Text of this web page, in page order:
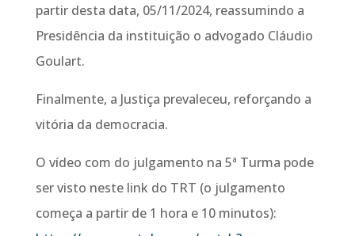
partir desta data, 05/11/2024, reassumindo a
Presidência da instituição o advogado Cláudio
Goulart.
Finalmente, a Justiça prevaleceu, reforçando a
vitória da democracia.
O vídeo com do julgamento na 5ª Turma pode
ser visto neste link do TRT (o julgamento
começa a partir de 1 hora e 10 minutos):